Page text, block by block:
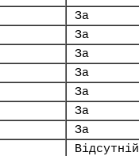
За
За
За
За
За
За
За
Відсутній